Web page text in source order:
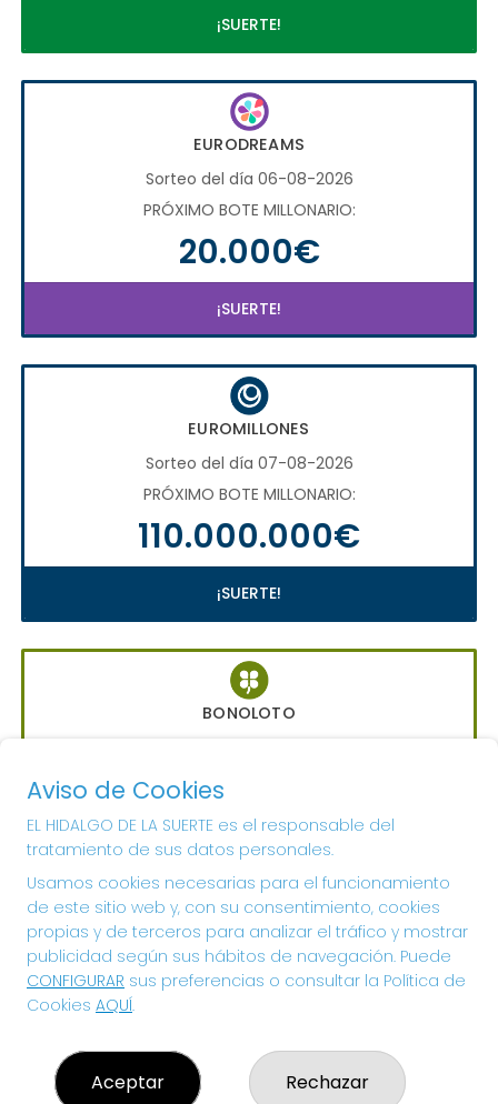
¡SUERTE!
EURODREAMS
Sorteo del día 06-08-2026
PRÓXIMO BOTE MILLONARIO:
20.000€
¡SUERTE!
EUROMILLONES
Sorteo del día 07-08-2026
PRÓXIMO BOTE MILLONARIO:
110.000.000€
¡SUERTE!
BONOLOTO
PRÓXIMO BOTE MILLONARIO:
700.000€
¡SUERTE!
Aviso de Cookies
EL HIDALGO DE LA SUERTE es el responsable del
tratamiento de sus datos personales.
Usamos cookies necesarias para el funcionamiento
de este sitio web y, con su consentimiento, cookies
propias y de terceros para analizar el tráfico y mostrar
publicidad según sus hábitos de navegación. Puede
CONFIGURAR sus preferencias o consultar la Política de
Cookies AQUÍ.
Aceptar Rechazar